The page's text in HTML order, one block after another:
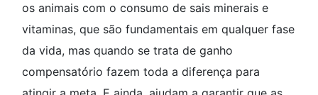
os animais com o consumo de sais minerais e
vitaminas, que são fundamentais em qualquer fase
da vida, mas quando se trata de ganho
compensatório fazem toda a diferença para